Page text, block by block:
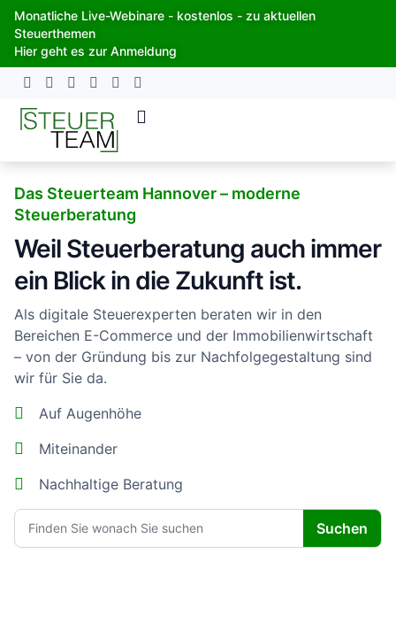
Zum
Inhalt
springen
Monatliche Live-Webinare - kostenlos - zu aktuellen
Steuerthemen
Hier geht es zur Anmeldung
Das Steuerteam Hannover – moderne
Steuerberatung
Weil Steuerberatung auch immer
ein Blick in die Zukunft ist.
Als digitale Steuerexperten beraten wir in den
Bereichen E-Commerce und der Immobilienwirtschaft
– von der Gründung bis zur Nachfolgegestaltung sind
wir für Sie da.
Auf Augenhöhe
Miteinander
Nachhaltige Beratung
Suche
Suchen